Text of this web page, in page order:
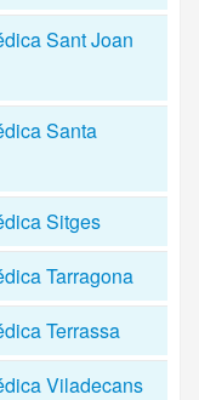
Sant Joan
Santa
Sitges
Tarragona
Terrassa
Viladecans